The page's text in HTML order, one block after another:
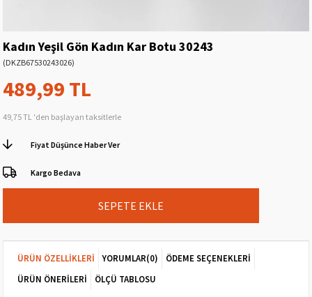
Kadın Yeşil Gön Kadın Kar Botu 30243
(DKZB67530243026)
489,99 TL
49,75 TL 'den başlayan taksitlerle
Fiyat Düşünce Haber Ver
Kargo Bedava
ÜRÜN ÖZELLIKLERI YORUMLAR(0)
ÖDEME SEÇENEKLERI
ÜRÜN ÖNERILERI
ÖLÇÜ TABLOSU